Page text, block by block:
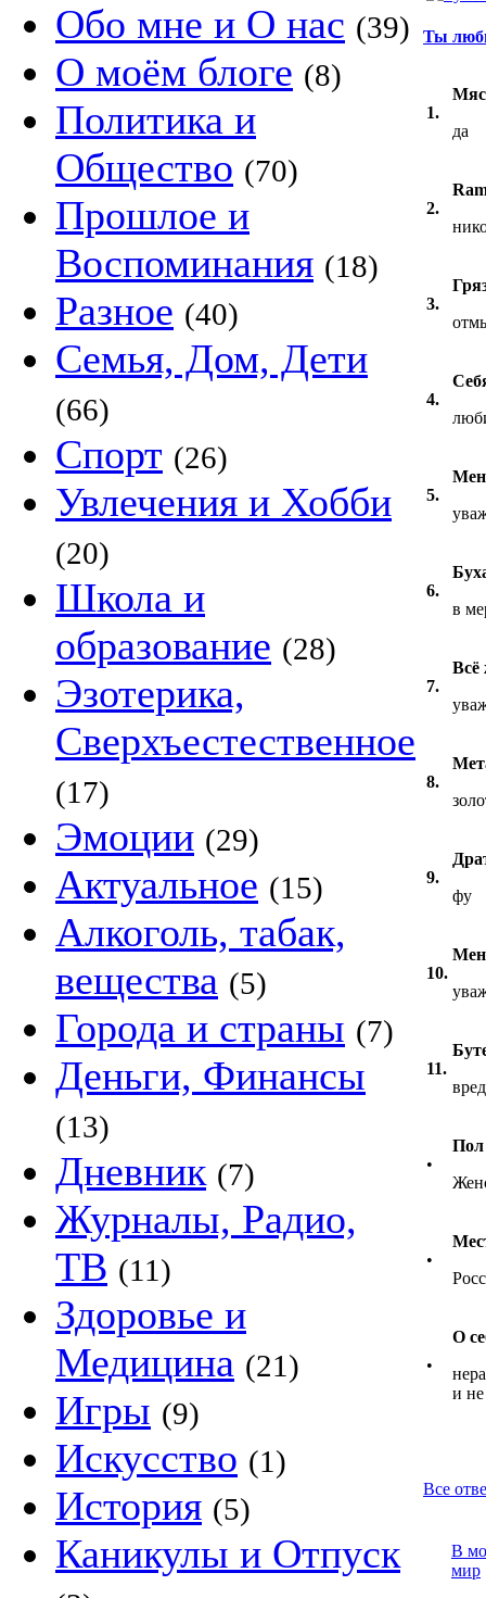
Обо мне и О нас (39)
О моём блоге (8)
Политика и
Общество (70)
Прошлое и
Воспоминания (18)
Разное (40)
Семья, Дом, Дети
(66)
Спорт (26)
Увлечения и Хобби
(20)
Школа и
образование (28)
Эзотерика,
Сверхъестественное
(17)
Эмоции (29)
Актуальное (15)
Алкоголь, табак,
вещества (5)
Города и страны (7)
Деньги, Финансы
(13)
Дневник (7)
Журналы, Радио,
ТВ (11)
Здоровье и
Медицина (21)
Игры (9)
Искусство (1)
История (5)
Каникулы и Отпуск
Ты
1.
да
2.
3.
4.
5.
6.
в
7.
Всё
8.
9.
фу
10.
11.
•
Пол
•
•
О
и
Все
В
мир